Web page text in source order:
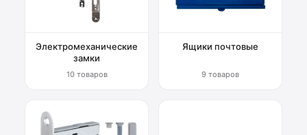
Электромеханические
замки
10 товаров
Ящики почтовые
9 товаров